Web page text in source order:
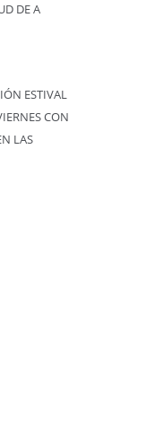
DE A
ESTIVAL
CON
LAS